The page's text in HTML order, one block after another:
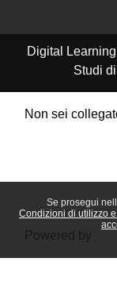
Se prosegui
Condizioni di utilizzo
Digital
Studi
Non sei
Powered by